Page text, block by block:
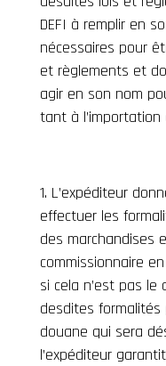
DEFI à remplir en
nécessaires pour
et règlements et
agir en son nom
tant à l’importation
L’expéditeur
effectuer les
des marchandises
commissionnaire
si cela n’est pas le
desdites
douane qui sera
l’expéditeur